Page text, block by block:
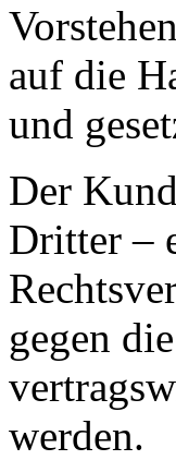
auf die
und
Der
Dritter –
gegen
werden.